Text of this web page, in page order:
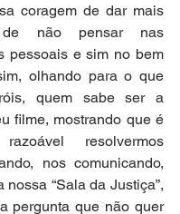
coragem de dar mais
não pensar nas
pessoais e sim no bem
olhando para o que
quem sabe ser a
filme, mostrando que é
resolvermos
nos comunicando,
nossa “Sala da Justiça”,
pergunta que não quer